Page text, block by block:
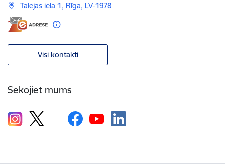
Talejas iela 1, Rīga, LV-1978
Visi kontakti
Sekojiet mums